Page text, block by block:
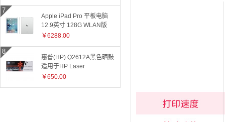
Apple iPad Pro 平板电脑
12.9英寸 128G WLAN版
ML0Q2CH 银色
￥6288.00
惠普(HP) Q2612A黑色硒鼓
适用于HP Laser
Jet1010/1015/1018/1020plus/1022/3015/3020/3030/050/3050z/
￥650.00